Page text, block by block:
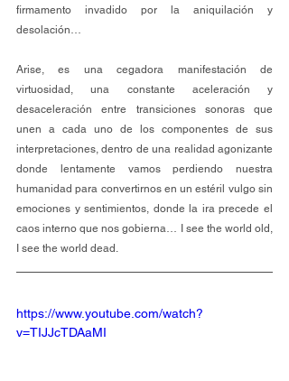
firmamento invadido por la aniquilación y
desolación…
Arise, es una cegadora manifestación de
virtuosidad, una constante aceleración y
desaceleración entre transiciones sonoras que
unen a cada uno de los componentes de sus
interpretaciones, dentro de una realidad agonizante
donde lentamente vamos perdiendo nuestra
humanidad para convertirnos en un estéril vulgo sin
emociones y sentimientos, donde la ira precede el
caos interno que nos gobierna… I see the world old,
I see the world dead.
https://www.youtube.com/watch?
v=TIJJcTDAaMI